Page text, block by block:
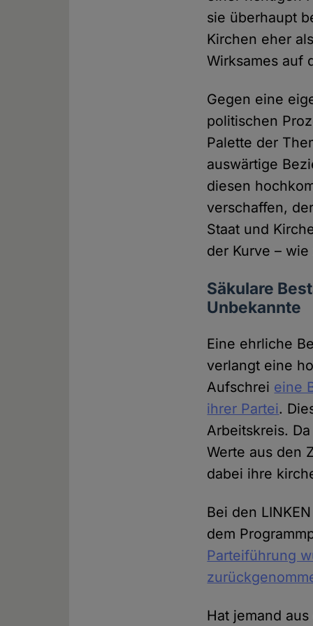
sie überhaupt
Kirchen eher
Wirksames auf
Gegen eine
politischen
Palette der
auswärtige
diesen
verschaffen,
Staat und
der Kurve –
Säkulare
Unbekannte
Eine ehrliche
verlangt eine
Aufschrei eine
ihrer Partei.
Arbeitskreis.
Werte aus den
dabei ihre
Bei den
dem
Parteiführung
Hat jemand